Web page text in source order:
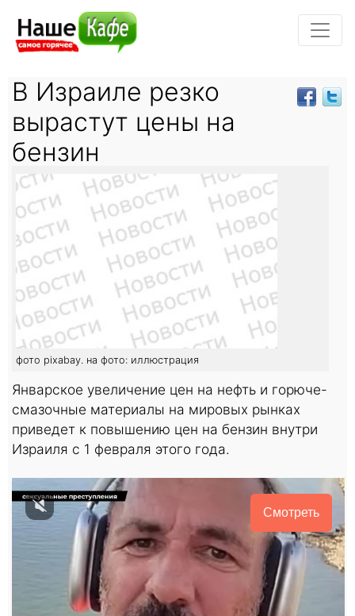
В Израиле резко
вырастут цены на
бензин
фото pixabay. на фото: иллюстрация
Январское увеличение цен на нефть и горюче-
смазочные материалы на мировых рынках
приведет к повышению цен на бензин внутри
Израиля с 1 февраля этого года.
Смотреть